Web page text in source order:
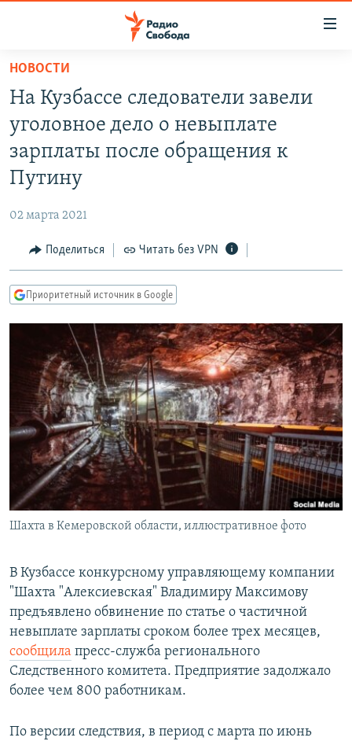
упрощенного
доступа
основному
содержанию
Вернутся
навигации
Вернутся
ПРОГРАММЫ
ПОДКАСТЫ
ЦИТАТЫ СВОБОДЫ
КУЛЬТУРА
IDEL.РЕАЛИИ
КАВКАЗ.РЕАЛИИ
СИБИРЬ.РЕАЛИИ
РАСПИСАНИЕ ВЕЩАНИЯ
ПОДПИШИТЕСЬ НА РАССЫЛКУ
СОЦИАЛЬНЫЕ СЕТИ
НОВОСТИ
На Кузбассе следователи завели
уголовное дело о невыплате
зарплаты после обращения к
Путину
02 марта 2021
Поделиться Читать без VPN
Приоритетный источник в Google
Шахта в Кемеровской области, иллюстративное фото
В Кузбассе конкурсному управляющему компании
"Шахта "Алексиевская" Владимиру Максимову
предъявлено обвинение по статье о частичной
невыплате зарплаты сроком более трех месяцев,
сообщила пресс-служба регионального
Следственного комитета. Предприятие задолжало
более чем 800 работникам.
По версии следствия, в период с марта по июнь